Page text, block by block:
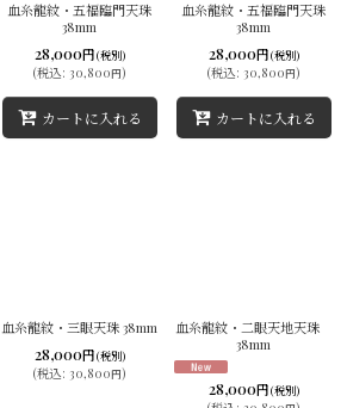
血糸龍紋・五福臨門天珠
38mm
28,000円(税別)
(税込: 30,800円)
カートに入れる
血糸龍紋・五福臨門天珠
38mm
28,000円(税別)
(税込: 30,800円)
カートに入れる
血糸龍紋・三眼天珠 38mm
28,000円(税別)
(税込: 30,800円)
血糸龍紋・二眼天地天珠
38mm
28,000円(税別)